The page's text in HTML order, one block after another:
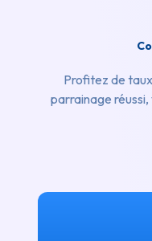
Profitez de
parrainage